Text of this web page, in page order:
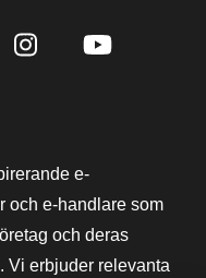
e-
och e-handlare som
och deras
Vi erbjuder relevanta